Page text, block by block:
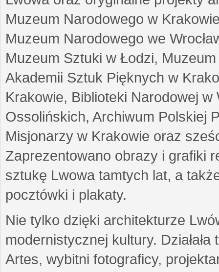
Muzeum Narodowego w
Muzeum Narodowego we
Muzeum Sztuki w Łodzi,
Akademii Sztuk Pięknych w
Krakowie, Biblioteki Narodowej
Ossolińskich, Archiwum Polskiej
Misjonarzy w Krakowie oraz
Zaprezentowano obrazy i grafiki
sztukę Lwowa tamtych lat, a
pocztówki i plakaty.
Nie tylko dzięki architekturze
modernistycznej kultury.
Artes, wybitni fotograficy,